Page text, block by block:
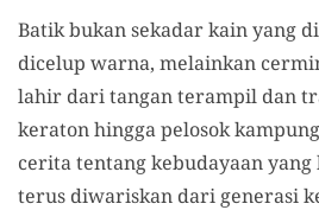
Batik bukan sekadar kain yang
dicelup warna, melainkan
lahir dari tangan terampil dan
keraton hingga pelosok
cerita tentang kebudayaan
terus diwariskan dari generasi